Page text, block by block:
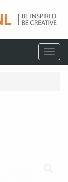
Menu